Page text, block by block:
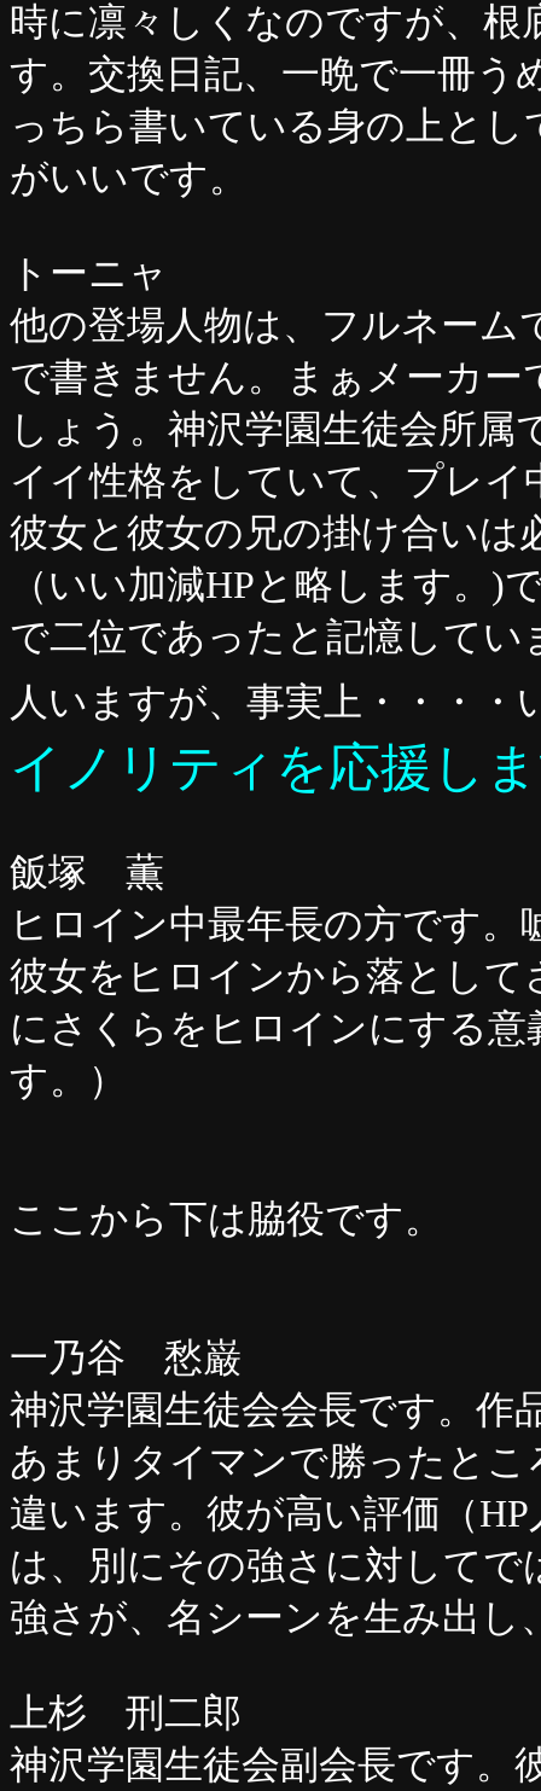
時に凛々しくなのですが、
す。交換日記、一晩で一冊う
っちら書いている身の上と
がいいです。
トーニャ
他の登場人物は、フルネー
で書きません。まぁメーカ
しょう。神沢学園生徒会所
イイ性格をしていて、プレ
彼女と彼女の兄の掛け合い
（いい加減HPと略します。)
で二位であったと記憶して
人いますが、事実上・・・・
イノリティを応援し
飯塚 薫
ヒロイン中最年長の方です
彼女をヒロインから落として
にさくらをヒロインにする
す。）
ここから下は脇役です。
一乃谷 愁巌
神沢学園生徒会会長です。作
あまりタイマンで勝ったと
違います。彼が高い評価（
は、別にその強さに対して
強さが、名シーンを生み出
上杉 刑二郎
神沢学園生徒会副会長です。